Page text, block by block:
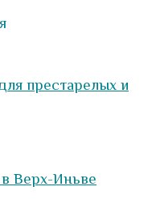
престарелых и
Верх-Иньве